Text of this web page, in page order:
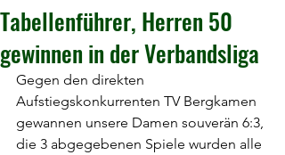
Tabellenführer, Herren 50
gewinnen in der Verbandsliga
Gegen den direkten
Aufstiegskonkurrenten TV Bergkamen
gewannen unsere Damen souverän 6:3,
die 3 abgegebenen Spiele wurden alle